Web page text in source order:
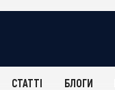
СТАТТІ БЛОГИ